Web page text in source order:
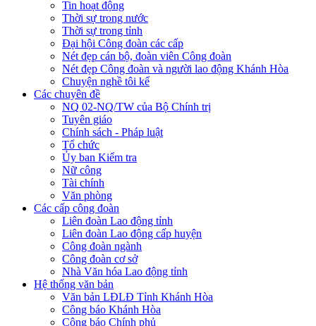
Tin hoạt động
Thời sự trong nước
Thời sự trong tỉnh
Đại hội Công đoàn các cấp
Nét đẹp cán bộ, đoàn viên Công đoàn
Nét đẹp Công đoàn và người lao động Khánh Hòa
Chuyện nghề tôi kể
Các chuyên đề
NQ 02-NQ/TW của Bộ Chính trị
Tuyên giáo
Chính sách - Pháp luật
Tổ chức
Ủy ban Kiểm tra
Nữ công
Tài chính
Văn phòng
Các cấp công đoàn
Liên đoàn Lao động tỉnh
Liên đoàn Lao động cấp huyện
Công đoàn ngành
Công đoàn cơ sở
Nhà Văn hóa Lao động tỉnh
Hệ thống văn bản
Văn bản LĐLĐ Tỉnh Khánh Hòa
Công báo Khánh Hòa
Công báo Chính phủ